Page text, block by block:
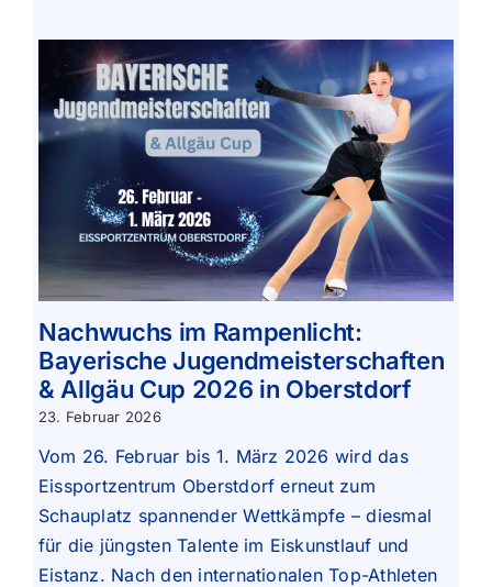
Nachwuchs im Rampenlicht:
Bayerische Jugendmeisterschaften
& Allgäu Cup 2026 in Oberstdorf
23. Februar 2026
Vom 26. Februar bis 1. März 2026 wird das
Eissportzentrum Oberstdorf erneut zum
Schauplatz spannender Wettkämpfe – diesmal
für die jüngsten Talente im Eiskunstlauf und
Eistanz. Nach den internationalen Top-Athleten